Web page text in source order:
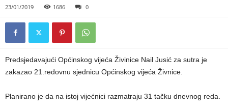
23/01/2019 1686 0
Predsjedavajući Općinskog vijeća Živinice Nail Jusić za sutra je
zakazao 21.redovnu sjednicu Općinskog vijeća Živnice.
Planirano je da na istoj vijećnici razmatraju 31 tačku dnevnog reda.